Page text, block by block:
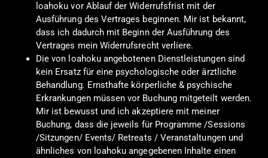
loahoku vor Ablauf der Widerrufsfrist mit der
Ausführung des Vertrages beginnen. Mir ist bekannt,
dass ich dadurch mit Beginn der Ausführung des
Vertrages mein Widerrufsrecht verliere.
Die von loahoku angebotenen Dienstleistungen sind
kein Ersatz für eine psychologische oder ärztliche
Behandlung. Ernsthafte körperliche & psychische
Erkrankungen müssen vor Buchung mitgeteilt werden.
Mir ist bewusst und ich akzeptiere mit meiner
Buchung, dass die jeweils für Programme /Sessions
/Sitzungen/ Events/ Retreats / Veranstaltungen und
ähnliches von loahoku angegebenen Inhalte einen